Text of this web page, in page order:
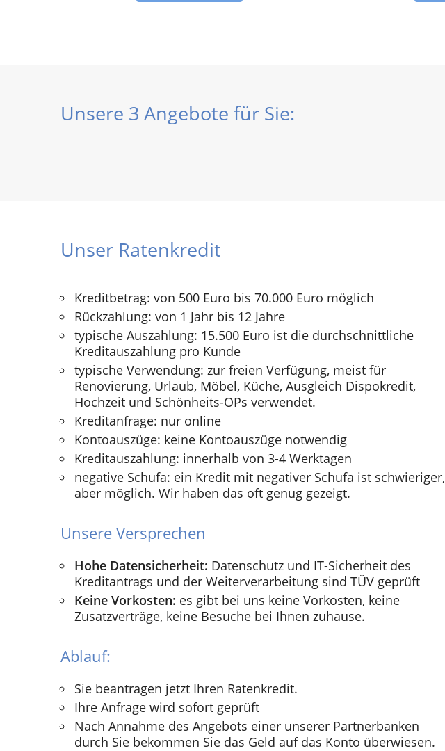
Unsere 3 Angebote für Sie:
Unser Ratenkredit
Kreditbetrag: von 500 Euro bis 70.000 Euro möglich
Rückzahlung: von 1 Jahr bis 12 Jahre
typische Auszahlung: 15.500 Euro ist die durchschnittliche
Kreditauszahlung pro Kunde
typische Verwendung: zur freien Verfügung, meist für
Renovierung, Urlaub, Möbel, Küche, Ausgleich Dispokredit,
Hochzeit und Schönheits-OPs verwendet.
Kreditanfrage: nur online
Kontoauszüge: keine Kontoauszüge notwendig
Kreditauszahlung: innerhalb von 3-4 Werktagen
negative Schufa: ein Kredit mit negativer Schufa ist schwieriger,
aber möglich. Wir haben das oft genug gezeigt.
Unsere Versprechen
Hohe Datensicherheit: Datenschutz und IT-Sicherheit des
Kreditantrags und der Weiterverarbeitung sind TÜV geprüft
Keine Vorkosten: es gibt bei uns keine Vorkosten, keine
Zusatzverträge, keine Besuche bei Ihnen zuhause.
Ablauf:
Sie beantragen jetzt Ihren Ratenkredit.
Ihre Anfrage wird sofort geprüft
Nach Annahme des Angebots einer unserer Partnerbanken
durch Sie bekommen Sie das Geld auf das Konto überwiesen.